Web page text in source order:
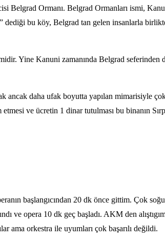
Belgrad Ormanı. Belgrad Ormanları ismi,
bu köy, Belgrad tan gelen insanlarla
Yine Kanuni zamanında Belgrad seferinden
ancak daha ufak boyutta yapılan mimarisiyle
ve ücretin 1 dinar tutulması bu binanın
başlangıcından 20 dk önce gittim. Çok
ve opera 10 dk geç başladı. AKM den
ama orkestra ile uyumları çok başarılı değildi.